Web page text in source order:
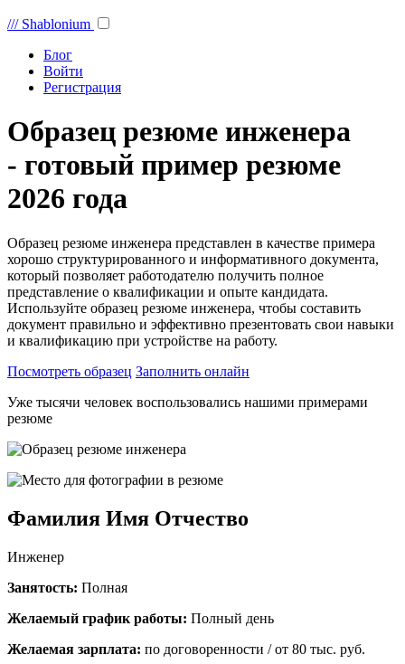
/// Shablonium
Блог
Войти
Регистрация
Образец резюме инженера
- готовый пример резюме
2026 года
Образец резюме инженера представлен в качестве примера
хорошо структурированного и информативного документа,
который позволяет работодателю получить полное
представление о квалификации и опыте кандидата.
Используйте образец резюме инженера, чтобы составить
документ правильно и эффективно презентовать свои навыки
и квалификацию при устройстве на работу.
Посмотреть образец Заполнить онлайн
Уже тысячи человек воспользовались нашими примерами
резюме
Фамилия Имя Отчество
Инженер
Занятость: Полная
Желаемый график работы: Полный день
Желаемая зарплата: по договоренности / от 80 тыс. руб.